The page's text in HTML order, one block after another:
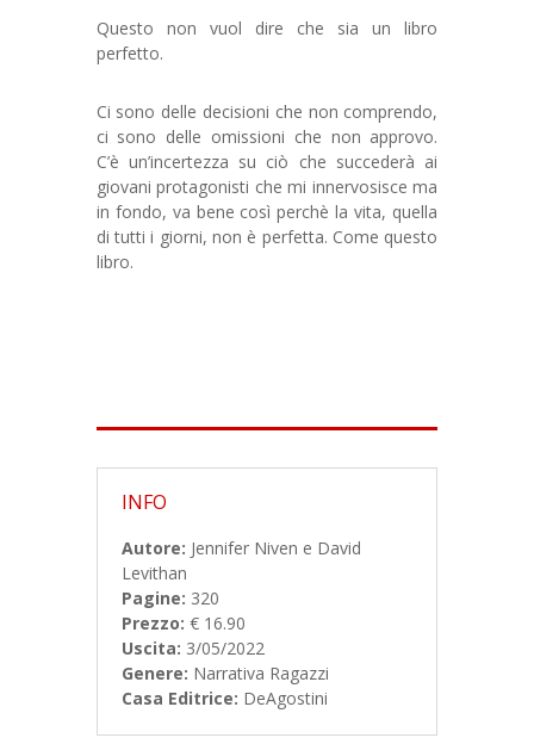
Questo non vuol dire che sia un libro
perfetto.
Ci sono delle decisioni che non comprendo,
ci sono delle omissioni che non approvo.
C’è un’incertezza su ciò che succederà ai
giovani protagonisti che mi innervosisce ma
in fondo, va bene così perchè la vita, quella
di tutti i giorni, non è perfetta. Come questo
libro.
INFO
Autore: Jennifer Niven e David
Levithan
Pagine: 320
Prezzo: € 16.90
Uscita: 3/05/2022
Genere: Narrativa Ragazzi
Casa Editrice: DeAgostini